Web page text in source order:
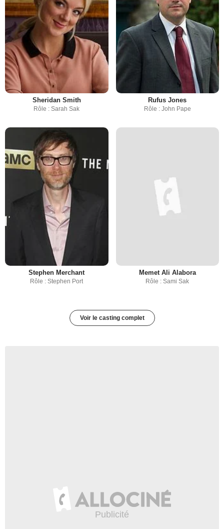
Sheridan Smith
Rôle : Sarah Sak
Rufus Jones
Rôle : John Pape
Stephen Merchant
Rôle : Stephen Port
Memet Ali Alabora
Rôle : Sami Sak
Voir le casting complet